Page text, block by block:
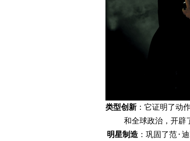
类型创新 ：它证明了动
和全球政治，开辟
明星制造 ：巩固了范·